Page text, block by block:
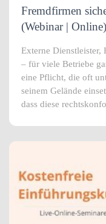
Fremdfirmen
(Webinar | Online)
Externe Dienstleister,
– für viele Betriebe
eine Pflicht, die oft
seinem Gelände
dass diese